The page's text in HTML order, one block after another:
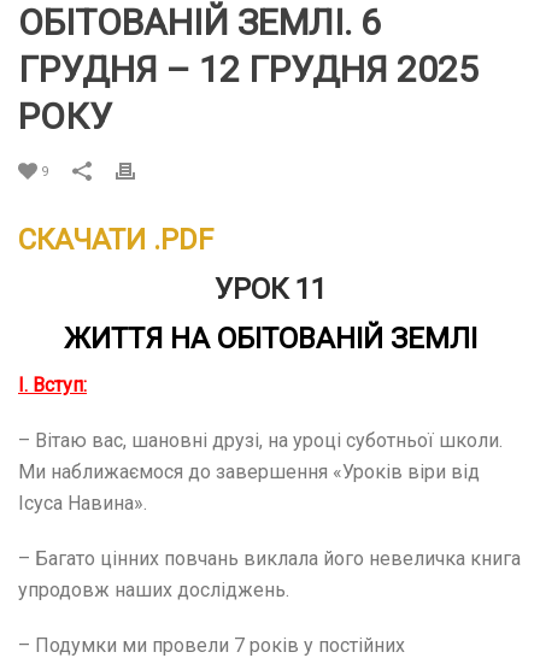
ОБІТОВАНІЙ ЗЕМЛІ. 6
ГРУДНЯ – 12 ГРУДНЯ 2025
РОКУ
9
СКАЧАТИ .PDF
УРОК 11
ЖИТТЯ НА ОБІТОВАНІЙ ЗЕМЛІ
І. Вступ:
– Вітаю вас, шановні друзі, на уроці суботньої школи.
Ми наближаємося до завершення «Уроків віри від
Ісуса Навина».
– Багато цінних повчань виклала його невеличка книга
упродовж наших досліджень.
– Подумки ми провели 7 років у постійних